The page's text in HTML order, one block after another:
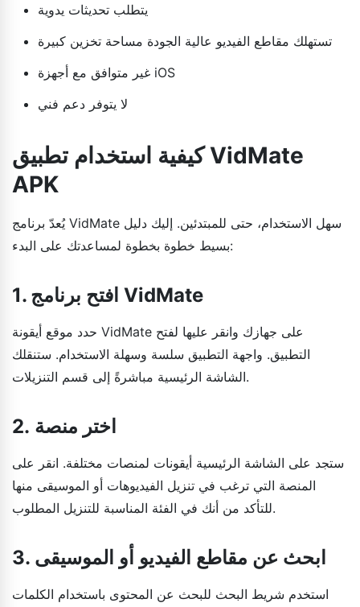
يتطلب تحديثات يدوية
تستهلك مقاطع الفيديو عالية الجودة مساحة تخزين كبيرة
غير متوافق مع أجهزة iOS
لا يتوفر دعم فني
كيفية استخدام تطبيق VidMate
APK
يُعدّ برنامج VidMate سهل الاستخدام، حتى للمبتدئين. إليك دليل
بسيط خطوة بخطوة لمساعدتك على البدء:
1. افتح برنامج VidMate
حدد موقع أيقونة VidMate على جهازك وانقر عليها لفتح
التطبيق. واجهة التطبيق سلسة وسهلة الاستخدام. ستنقلك
الشاشة الرئيسية مباشرةً إلى قسم التنزيلات.
2. اختر منصة
ستجد على الشاشة الرئيسية أيقونات لمنصات مختلفة. انقر على
المنصة التي ترغب في تنزيل الفيديوهات أو الموسيقى منها
للتأكد من أنك في الفئة المناسبة للتنزيل المطلوب.
3. ابحث عن مقاطع الفيديو أو الموسيقى
استخدم شريط البحث للبحث عن المحتوى باستخدام الكلمات